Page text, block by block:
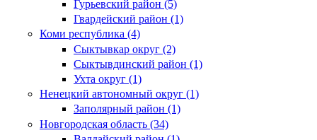
Гурьевский район (5)
Гвардейский район (1)
Коми республика (4)
Сыктывкар округ (2)
Сыктывдинский район (1)
Ухта округ (1)
Ненецкий автономный округ (1)
Заполярный район (1)
Новгородская область (34)